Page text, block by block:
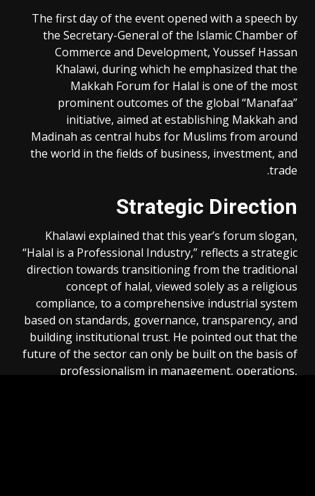
The first day of the event opened with a speech by
the Secretary-General of the Islamic Chamber of
Commerce and Development, Youssef Hassan
Khalawi, during which he emphasized that the
Makkah Forum for Halal is one of the most
prominent outcomes of the global “Manafaa”
initiative, aimed at establishing Makkah and
Madinah as central hubs for Muslims from around
the world in the fields of business, investment, and
trade.
Strategic Direction
Khalawi explained that this year’s forum slogan,
“Halal is a Professional Industry,” reflects a strategic
direction towards transitioning from the traditional
concept of halal, viewed solely as a religious
compliance, to a comprehensive industrial system
based on standards, governance, transparency, and
building institutional trust. He pointed out that the
future of the sector can only be built on the basis of
professionalism in management, operations,